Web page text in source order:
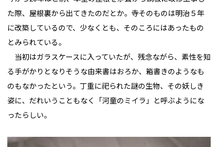
た際、屋根裏から出てきたのだとか。寺そのものは明治５年
に改築しているので、少なくとも、そのころにはあったもの
とみられている。
当初はガラスケースに入っていたが、残念ながら、素性を知
る手がかりとなりそうな由来書はおろか、箱書きのようなも
のもなかったという。丁重に祀られた謎の生物、その妖しき
姿に、だれいうこともなく「河童のミイラ」と呼ぶようにな
ったらしい。